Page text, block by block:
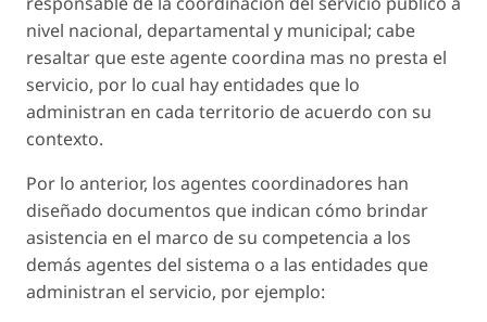
nivel nacional, departamental y municipal; cabe
resaltar que este agente coordina mas no presta el
servicio, por lo cual hay entidades que lo
administran en cada territorio de acuerdo con su
contexto.
Por lo anterior, los agentes coordinadores han
diseñado documentos que indican cómo brindar
asistencia en el marco de su competencia a los
demás agentes del sistema o a las entidades que
administran el servicio, por ejemplo: